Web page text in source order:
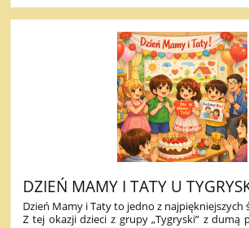
DZIEŃ MAMY I TATY U
Dzień Mamy i Taty to jedno z najpiękniejszych
Z tej okazji dzieci z grupy „Tygryski” z dumą